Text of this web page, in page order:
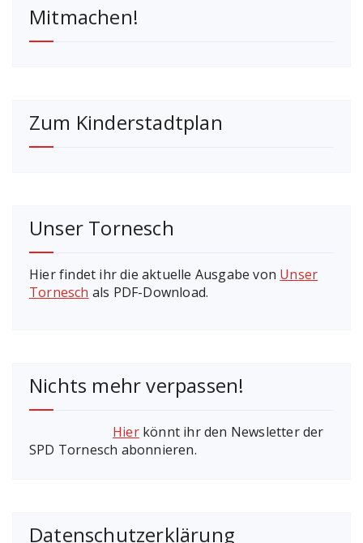
Mitmachen!
Zum Kinderstadtplan
Unser Tornesch
Hier findet ihr die aktuelle Ausgabe von Unser
Tornesch als PDF-Download.
Nichts mehr verpassen!
Hierkönnt ihr den Newsletter der
SPD Tornesch abonnieren.
Datenschutzerklärung